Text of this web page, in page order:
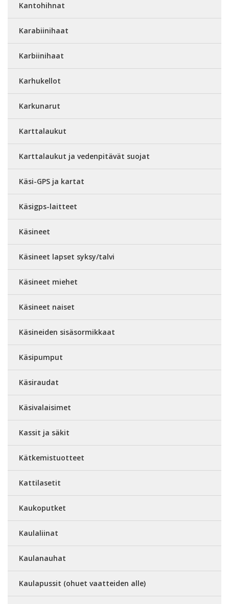
Kantohihnat
Karabiinihaat
Karbiinihaat
Karhukellot
Karkunarut
Karttalaukut
Karttalaukut ja vedenpitävät suojat
Käsi-GPS ja kartat
Käsigps-laitteet
Käsineet
Käsineet lapset syksy/talvi
Käsineet miehet
Käsineet naiset
Käsineiden sisäsormikkaat
Käsipumput
Käsiraudat
Käsivalaisimet
Kassit ja säkit
Kätkemistuotteet
Kattilasetit
Kaukoputket
Kaulaliinat
Kaulanauhat
Kaulapussit (ohuet vaatteiden alle)